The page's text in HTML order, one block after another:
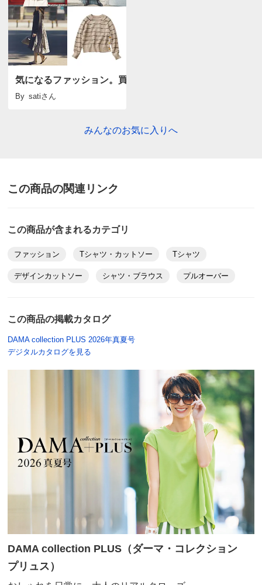
気になるファッション。買ったもの、返品したもの。
By satiさん
みんなのお気に入りへ
この商品の関連リンク
この商品が含まれるカテゴリ
ファッション Tシャツ・カットソー Tシャツ
デザインカットソー シャツ・ブラウス プルオーバー
この商品の掲載カタログ
DAMA collection PLUS 2026年真夏号
デジタルカタログを見る
DAMA collection PLUS（ダーマ・コレクション
プリュス）